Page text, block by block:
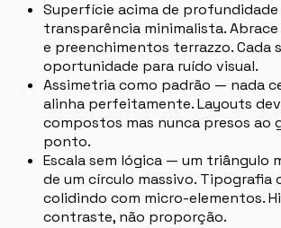
Superfície acima de
transparência minimalista.
e preenchimentos terrazzo. Cada
oportunidade para ruído visual.
Assimetria como padrão — nada
alinha perfeitamente. Layouts
compostos mas nunca presos ao
ponto.
Escala sem lógica — um triângulo
de um círculo massivo. Tipografia
colidindo com micro-elementos.
contraste, não proporção.